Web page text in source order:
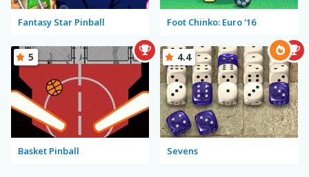
Fantasy Star Pinball Foot Chinko: Euro '16
Basket Pinball
5
Sevens
4.4